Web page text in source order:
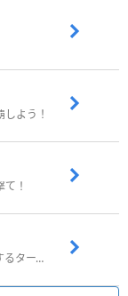
よう！
！
武器の『アビリティ』と『戦神』を駆使するターン制コマンドバトルRPG！